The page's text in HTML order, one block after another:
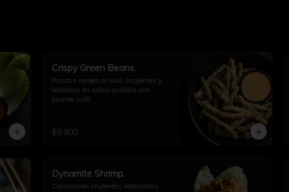
Crispy Green Beans.
Porotos verdes al wok, crujientes y
bañados en salsa asiática con
picante sutil.
$9.900
Dynamite Shrimp.
Camarones crujientes rebozados